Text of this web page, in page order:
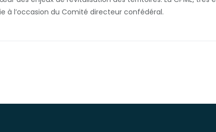
à l’occasion du Comité directeur confédéral.